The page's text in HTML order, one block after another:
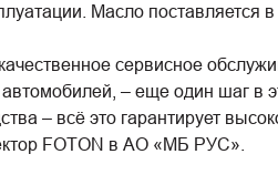
Масло поставляется
сервисное
– еще один шаг в
– всё это гарантирует
FOTON в АО «МБ РУС».